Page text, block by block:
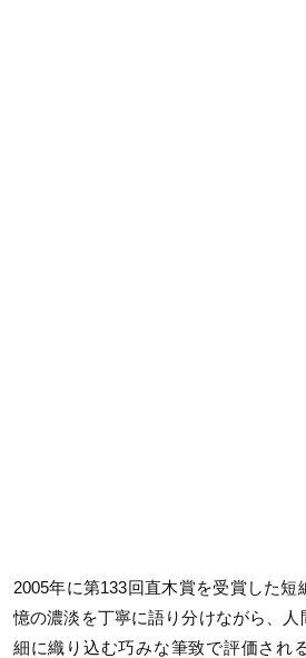
2005年に第133回直木賞を受賞した
憶の濃淡を丁寧に語り分けながら、
細に織り込む巧みな筆致で評価され